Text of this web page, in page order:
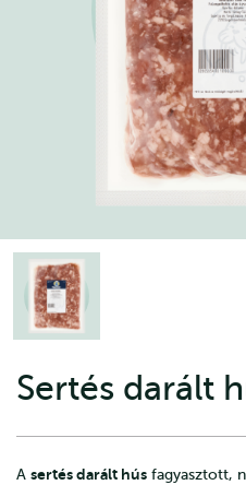
Sertés darált
A sertés darált hús fagyasztott,